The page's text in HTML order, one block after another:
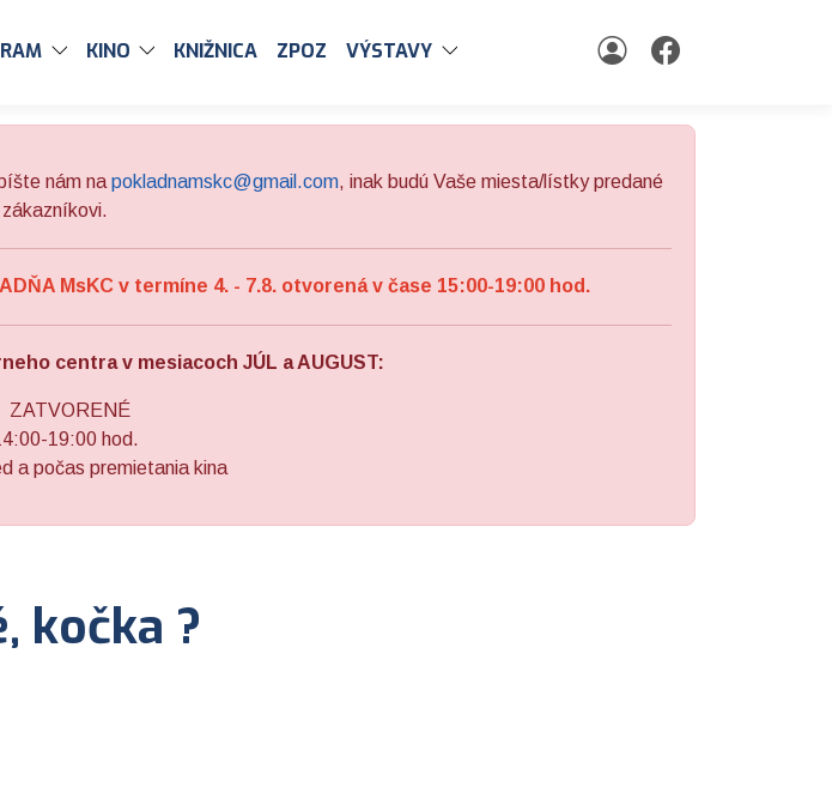
KINO KNIŽNICA ZPOZ VÝSTAVY
nám na pokladnamskc@gmail.com, inak budú Vaše miesta/lístky predané
zákazníkovi.
MsKC v termíne 4. - 7.8. otvorená v čase 15:00-19:00 hod.
centra v mesiacoch JÚL a AUGUST:
ZATVORENÉ
19:00 hod.
a počas premietania kina
kočka ?